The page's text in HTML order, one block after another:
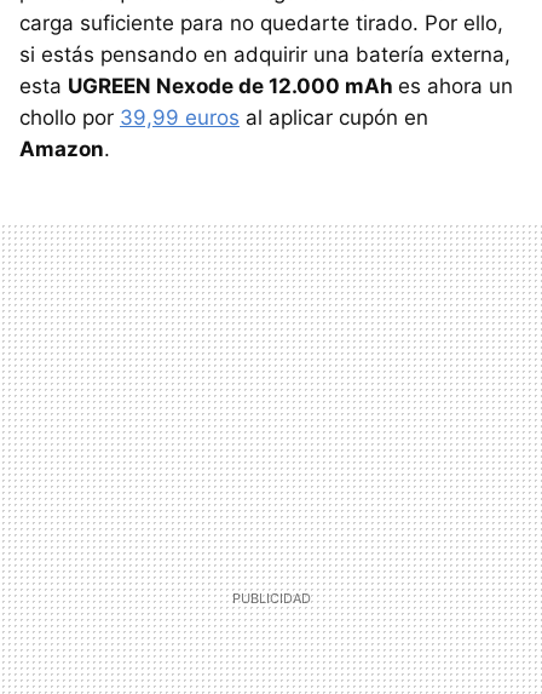
carga suficiente para no quedarte tirado. Por ello,
si estás pensando en adquirir una batería externa,
esta UGREEN Nexode de 12.000 mAh es ahora un
chollo por 39,99 euros al aplicar cupón en
Amazon.